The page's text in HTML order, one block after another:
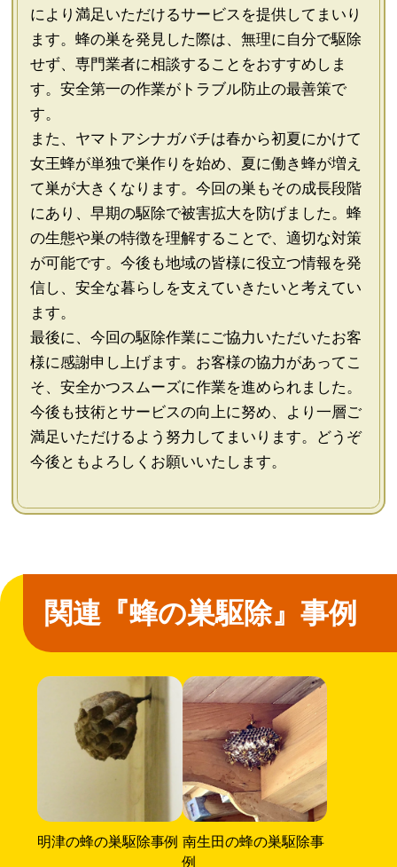
により満足いただけるサービスを提供してまいり
ます。蜂の巣を発見した際は、無理に自分で駆除
せず、専門業者に相談することをおすすめしま
す。安全第一の作業がトラブル防止の最善策で
す。
また、ヤマトアシナガバチは春から初夏にかけて
女王蜂が単独で巣作りを始め、夏に働き蜂が増え
て巣が大きくなります。今回の巣もその成長段階
にあり、早期の駆除で被害拡大を防げました。蜂
の生態や巣の特徴を理解することで、適切な対策
が可能です。今後も地域の皆様に役立つ情報を発
信し、安全な暮らしを支えていきたいと考えてい
ます。
最後に、今回の駆除作業にご協力いただいたお客
様に感謝申し上げます。お客様の協力があってこ
そ、安全かつスムーズに作業を進められました。
今後も技術とサービスの向上に努め、より一層ご
満足いただけるよう努力してまいります。どうぞ
今後ともよろしくお願いいたします。
関連『蜂の巣駆除』事例
明津の蜂の巣駆除事例 南生田の蜂の巣駆除事
例